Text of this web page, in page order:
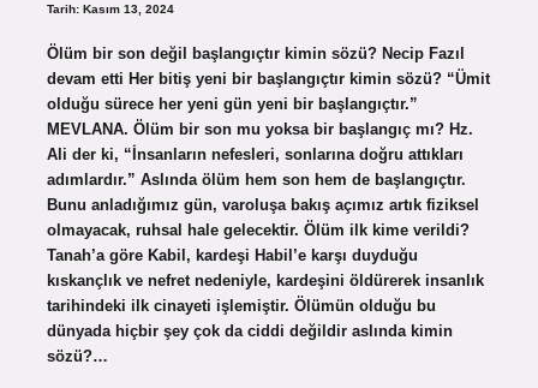
Tarih: Kasım 13, 2024
Ölüm bir son değil başlangıçtır kimin sözü? Necip Fazıl
devam etti Her bitiş yeni bir başlangıçtır kimin sözü? “Ümit
olduğu sürece her yeni gün yeni bir başlangıçtır.”
MEVLANA. Ölüm bir son mu yoksa bir başlangıç mı? Hz.
Ali der ki, “İnsanların nefesleri, sonlarına doğru attıkları
adımlardır.” Aslında ölüm hem son hem de başlangıçtır.
Bunu anladığımız gün, varoluşa bakış açımız artık fiziksel
olmayacak, ruhsal hale gelecektir. Ölüm ilk kime verildi?
Tanah’a göre Kabil, kardeşi Habil’e karşı duyduğu
kıskançlık ve nefret nedeniyle, kardeşini öldürerek insanlık
tarihindeki ilk cinayeti işlemiştir. Ölümün olduğu bu
dünyada hiçbir şey çok da ciddi değildir aslında kimin
sözü?…